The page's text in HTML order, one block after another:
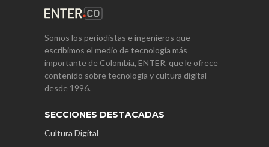
Somos los periodistas e ingenieros que
escribimos el medio de tecnología más
importante de Colombia, ENTER, que le ofrece
contenido sobre tecnología y cultura digital
desde 1996.
SECCIONES DESTACADAS
Cultura Digital